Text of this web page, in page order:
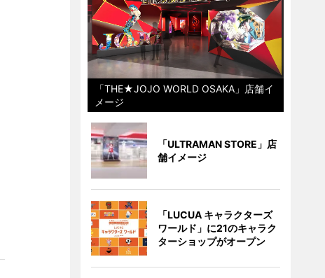
「THE★JOJO WORLD OSAKA」店舗イ
メージ
「ULTRAMAN STORE」店
舗イメージ
「LUCUA キャラクターズ
ワールド」に21のキャラク
ターショップがオープン